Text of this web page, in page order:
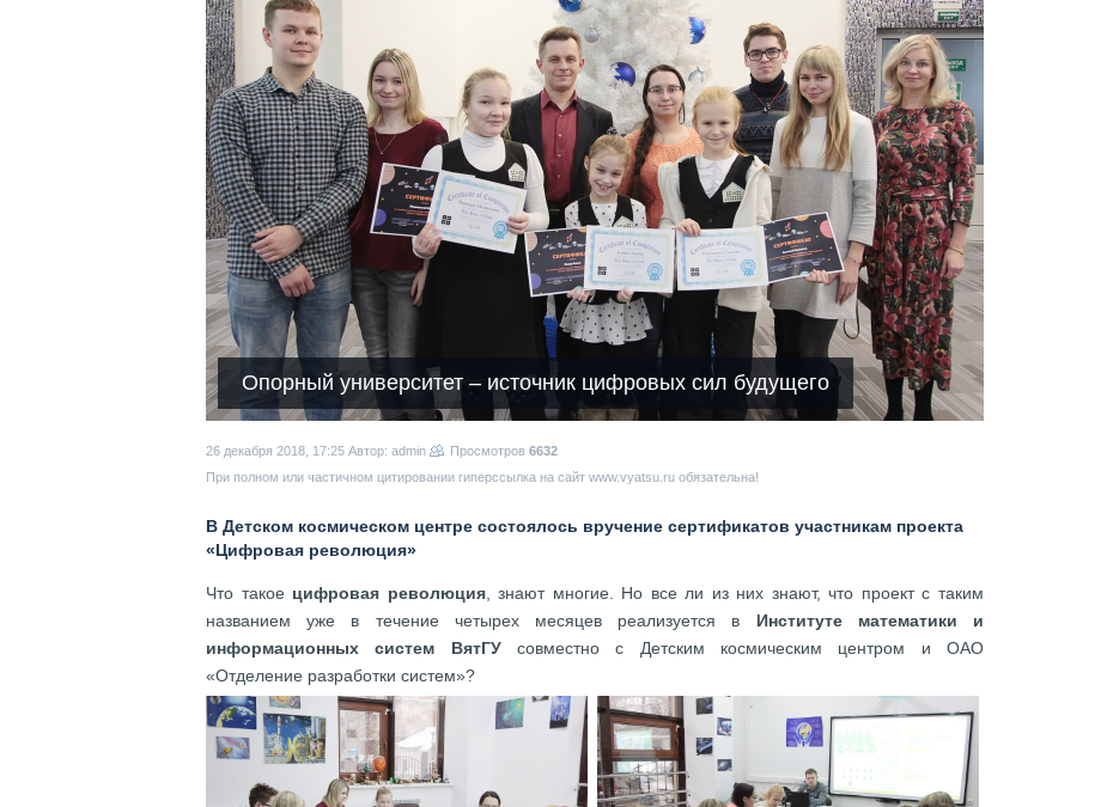
Опорный университет – источник цифровых сил будущего
26 декабря 2018, 17:25 Автор: admin Просмотров 6632
При полном или частичном цитировании гиперссылка на сайт www.vyatsu.ru обязательна!
В Детском космическом центре состоялось вручение сертификатов участникам проекта
«Цифровая революция»
Что такое цифровая революция, знают многие. Но все ли из них знают, что проект с таким
названием уже в течение четырех месяцев реализуется в Институте математики и
информационных систем ВятГУсовместно с Детским космическим центром и ОАО
«Отделение разработки систем»?